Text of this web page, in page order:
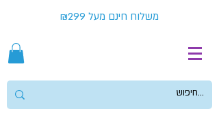
משלוח חינם מעל ₪299